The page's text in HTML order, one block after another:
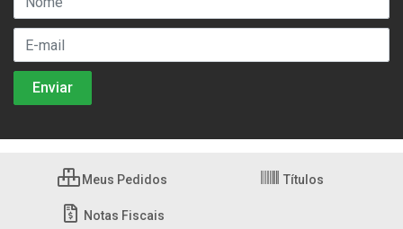
Meus Pedidos Títulos
Notas Fiscais